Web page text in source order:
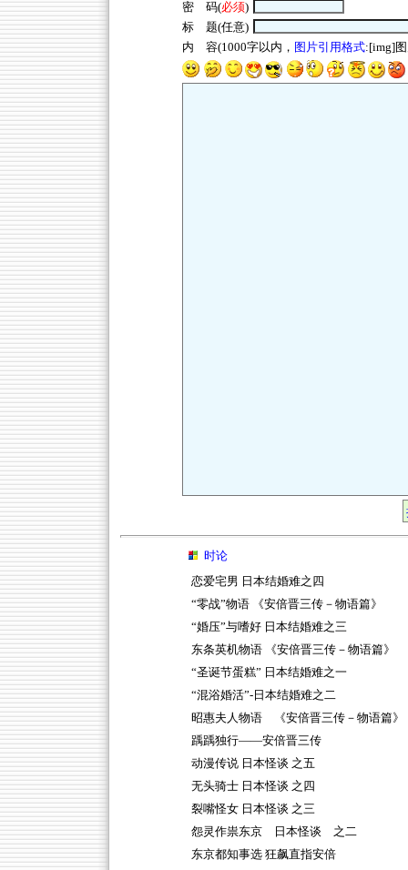
密 码(必须)
标 题(任意)
内 容(1000字以内， 图片引用格式:[img]
时论
恋爱宅男 日本结婚难之四
“零战”物语 《安倍晋三传－物语篇》
“婚压”与嗜好 日本结婚难之三
东条英机物语 《安倍晋三传－物语篇》
“圣诞节蛋糕” 日本结婚难之一
“混浴婚活”-日本结婚难之二
昭惠夫人物语 《安倍晋三传－物语篇》
踽踽独行——安倍晋三传
动漫传说 日本怪谈 之五
无头骑士 日本怪谈 之四
裂嘴怪女 日本怪谈 之三
怨灵作祟东京 日本怪谈 之二
东京都知事选 狂飙直指安倍